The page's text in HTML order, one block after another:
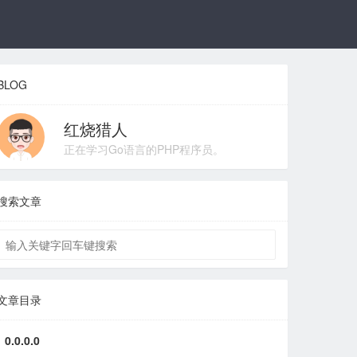
红烧猎人
正在学习Go语言的PHP程序员。
索文章
章目录
0.0.0.0